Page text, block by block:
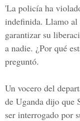
'La policía ha
indefinida. Llamo al
garantizar su
a nadie. ¿Por qué
preguntó.
Un vocero del
de Uganda dijo que
ser interrogado por